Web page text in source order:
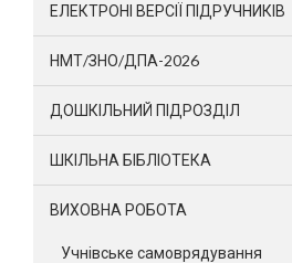
ЕЛЕКТРОНІ ВЕРСІЇ ПІДРУЧНИКІВ
НМТ/ЗНО/ДПА-2026
ДОШКІЛЬНИЙ ПІДРОЗДІЛ
ШКІЛЬНА БІБЛІОТЕКА
ВИХОВНА РОБОТА
Учнівське самоврядування